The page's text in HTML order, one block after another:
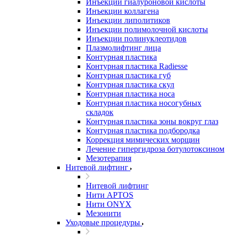
Инъекции гиалуроновой кислоты
Инъекции коллагена
Инъекции липолитиков
Инъекции полимолочной кислоты
Инъекции полинуклеотидов
Плазмолифтинг лица
Контурная пластика
Контурная пластика Radiesse
Контурная пластика губ
Контурная пластика скул
Контурная пластика носа
Контурная пластика носогубных
складок
Контурная пластика зоны вокруг глаз
Контурная пластика подбородка
Коррекция мимических морщин
Лечение гипергидроза ботулотоксином
Мезотерапия
Нитевой лифтинг
Нитевой лифтинг
Нити APTOS
Нити ONYX
Мезонити
Уходовые процедуры